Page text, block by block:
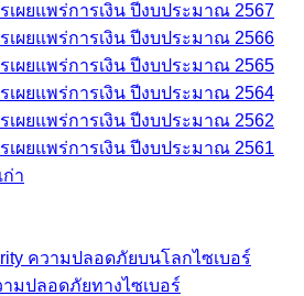
เผยแพร่การเงิน ปีงบประมาณ 2567
เผยแพร่การเงิน ปีงบประมาณ 2566
เผยแพร่การเงิน ปีงบประมาณ 2565
เผยแพร่การเงิน ปีงบประมาณ 2564
เผยแพร่การเงิน ปีงบประมาณ 2562
เผยแพร่การเงิน ปีงบประมาณ 2561
า
ความปลอดภัยบนโลกไซเบอร์
มปลอดภัยทางไซเบอร์